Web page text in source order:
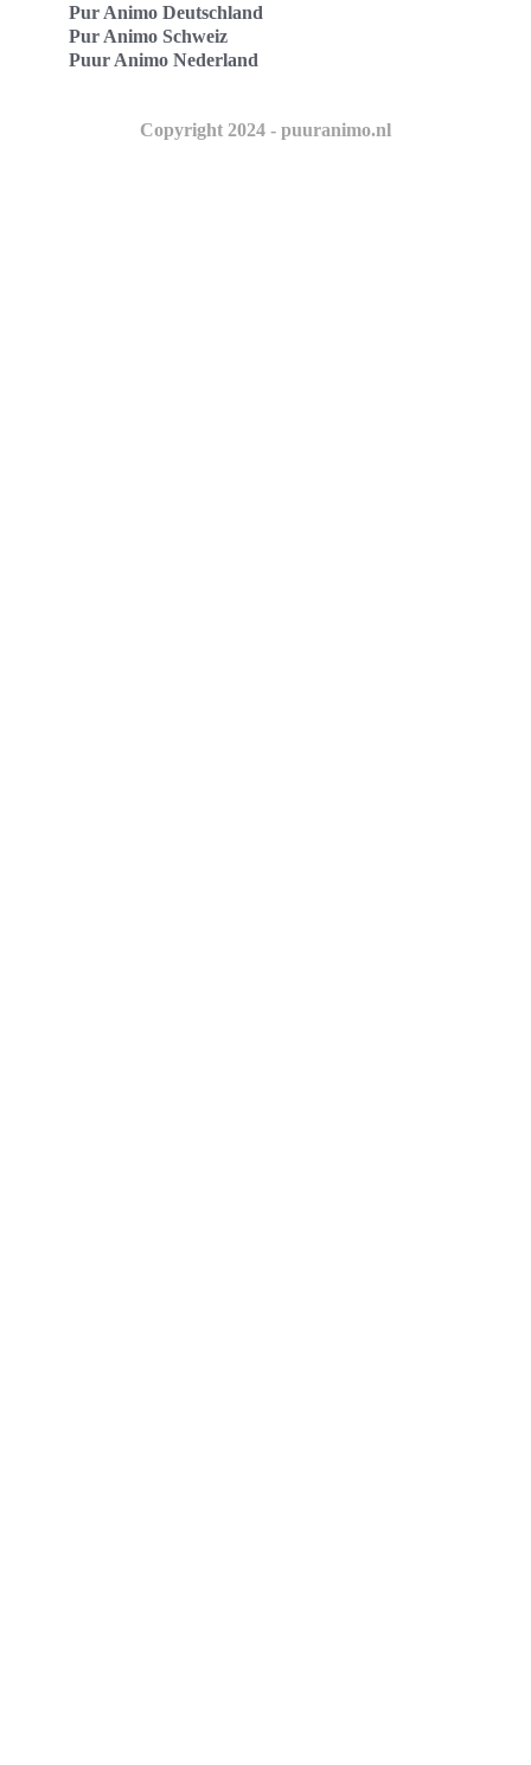
Pur Animo Deutschland
Pur Animo Schweiz
Puur Animo Nederland
Copyright 2024 - puuranimo.nl